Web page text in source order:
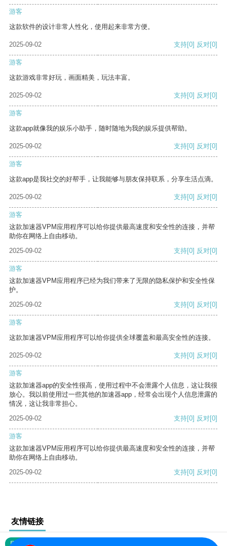
游客
这款软件的设计非常人性化，使用起来非常方便。
2025-09-02 支持[0] 反对[0]
游客
这款游戏非常好玩，画面精美，玩法丰富。
2025-09-02 支持[0] 反对[0]
游客
这款app就像我的娱乐小助手，随时随地为我的娱乐提供帮助。
2025-09-02 支持[0] 反对[0]
游客
这款app是我社交的好帮手，让我能够与朋友保持联系，分享生活点滴。
2025-09-02 支持[0] 反对[0]
游客
这款加速器VPM应用程序可以给你提供最高速度和安全性的连接，并帮
助你在网络上自由移动。
2025-09-02
支持[0] 反对[0]
游客
这款加速器VPM应用程序已经为我们带来了无限的隐私保护和安全性保
护。
2025-09-02
支持[0] 反对[0]
游客
这款加速器VPM应用程序可以给你提供全球覆盖和最高安全性的连接。
2025-09-02 支持[0] 反对[0]
游客
这款加速器app的安全性很高，使用过程中不会泄露个人信息，这让我很
放心。我以前使用过一些其他的加速器app，经常会出现个人信息泄露的
情况，这让我非常担心。
2025-09-02
支持[0] 反对[0]
游客
这款加速器VPM应用程序可以给你提供最高速度和安全性的连接，并帮
助你在网络上自由移动。
2025-09-02
支持[0] 反对[0]
友情链接
网站地图